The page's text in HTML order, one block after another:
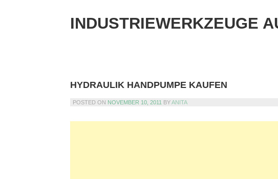
INDUSTRIEWERKZEUGE
HYDRAULIK HANDPUMPE KAUFEN
POSTED ON NOVEMBER 10, 2011 BYANITA